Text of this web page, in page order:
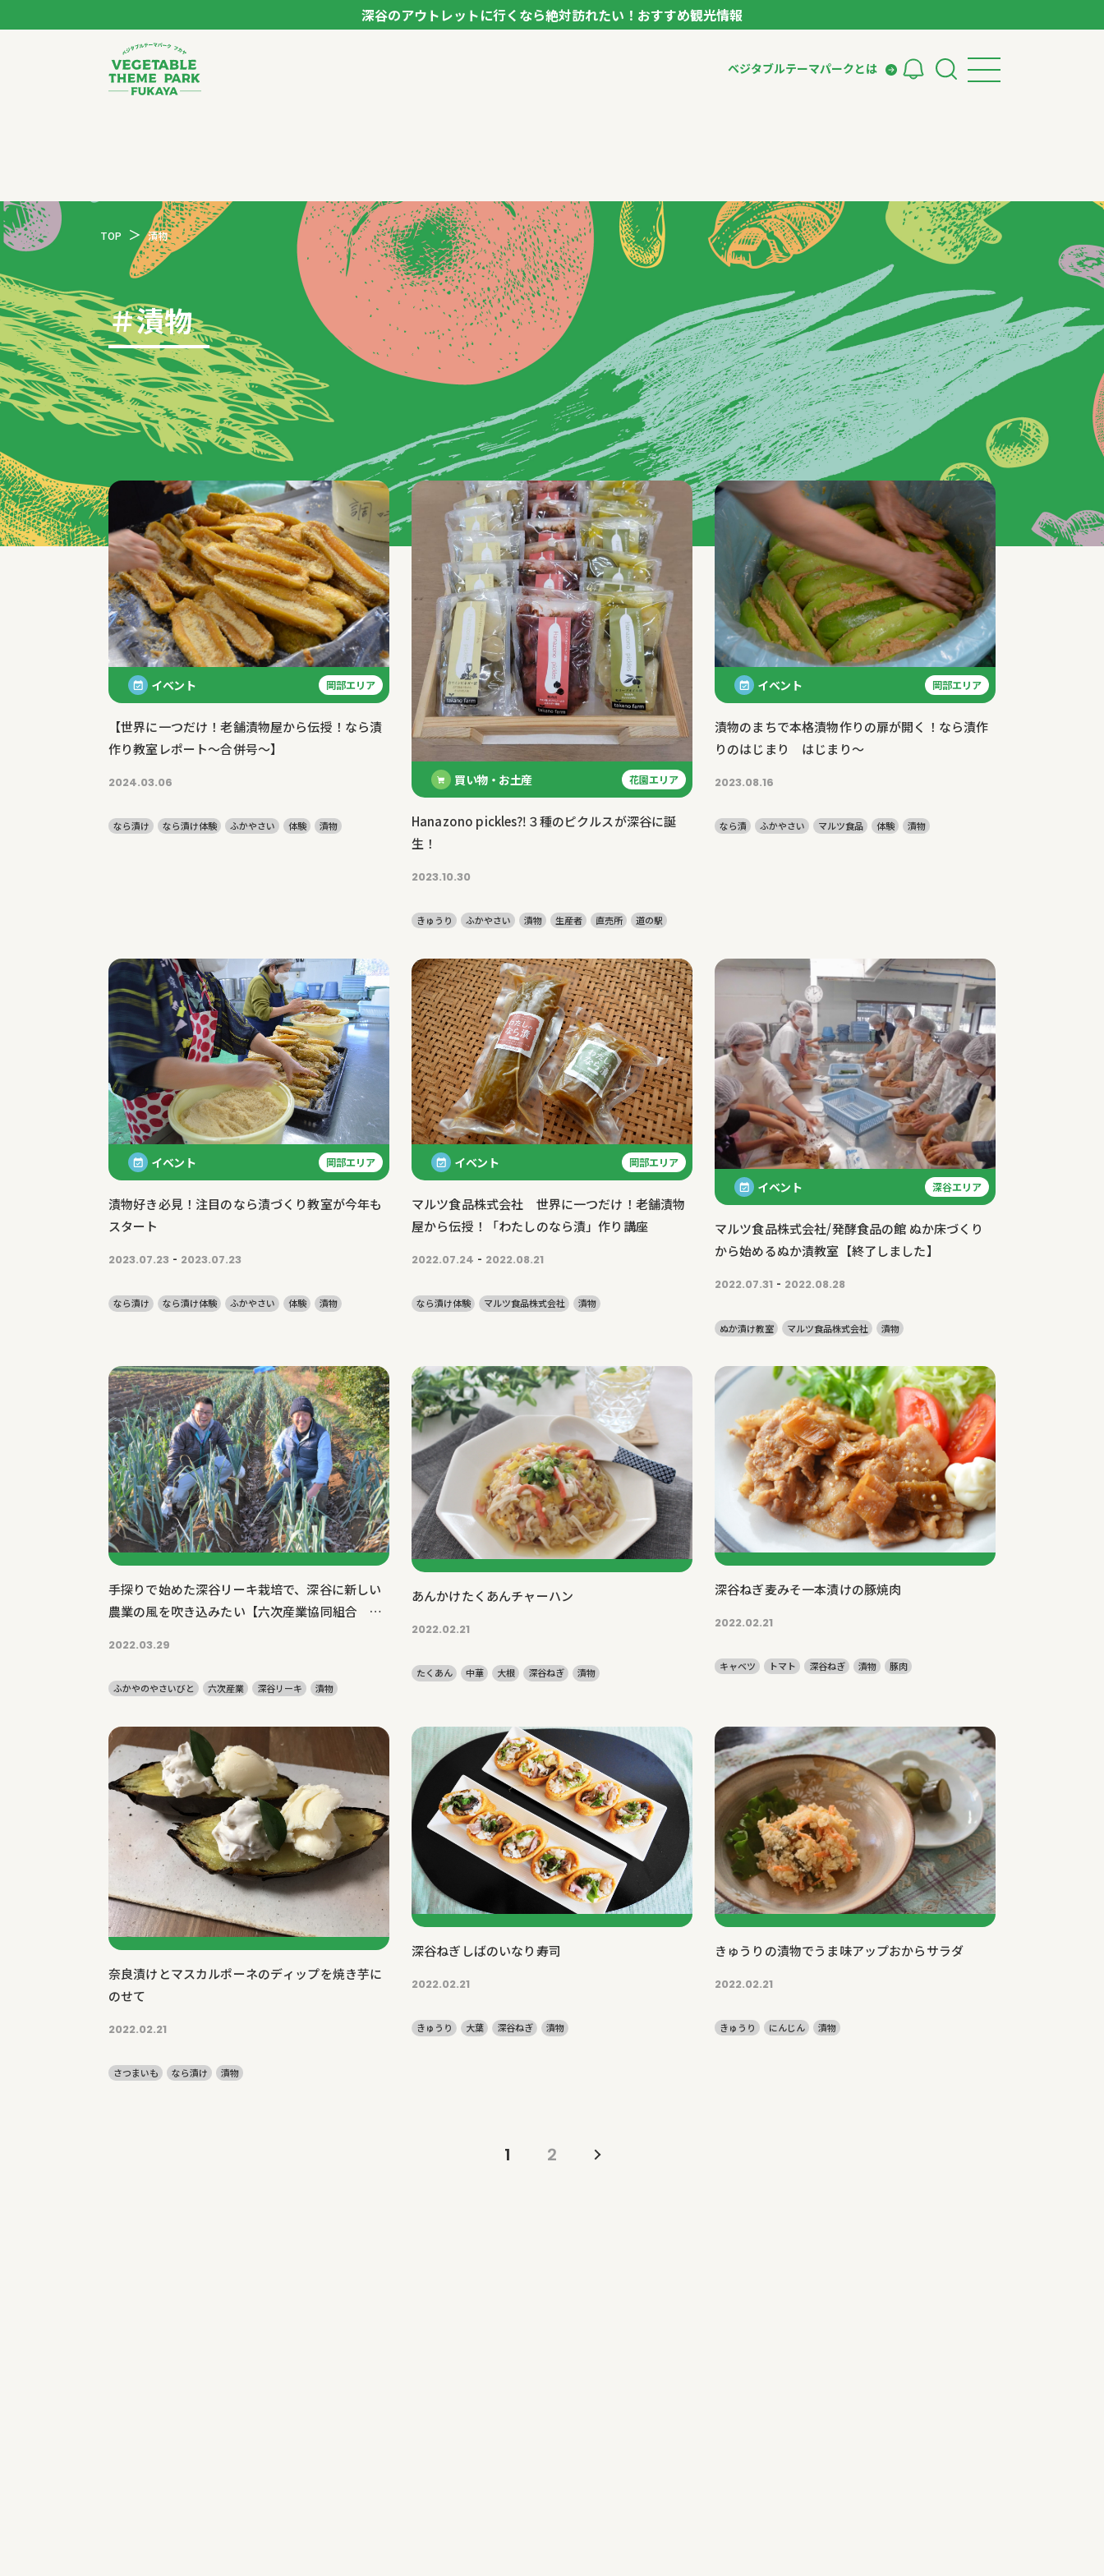
深谷のアウトレットに行くなら絶対訪れたい！おすすめ観光情報
ベジタブルテーマパークとは
スポット
体験
特集記事
お役立ち情報
レシピ集
TOP 漬物
＃漬物
イベント 岡部エリア
【世界に一つだけ！老舗漬物屋から伝授！なら漬
作り教室レポート〜合併号〜】
2024.03.06
なら漬け なら漬け体験 ふかやさい 体験 漬物
買い物・お土産 花園エリア
Hanazono pickles⁈３種のピクルスが深谷に誕
生！
2023.10.30
きゅうり ふかやさい 漬物 生産者 直売所 道の駅
イベント 岡部エリア
漬物のまちで本格漬物作りの扉が開く！なら漬作
りのはじまり はじまり～
2023.08.16
なら漬 ふかやさい マルツ食品 体験 漬物
イベント 岡部エリア
漬物好き必見！注目のなら漬づくり教室が今年も
スタート
2023.07.23 - 2023.07.23
なら漬け なら漬け体験 ふかやさい 体験 漬物
イベント 岡部エリア
マルツ食品株式会社 世界に一つだけ！老舗漬物
屋から伝授！「わたしのなら漬」作り講座
2022.07.24 - 2022.08.21
なら漬け体験 マルツ食品株式会社 漬物
イベント 深谷エリア
マルツ食品株式会社/発酵食品の館 ぬか床づくり
から始めるぬか漬教室【終了しました】
2022.07.31 - 2022.08.28
ぬか漬け教室 マルツ食品株式会社 漬物
手探りで始めた深谷リーキ栽培で、深谷に新しい
農業の風を吹き込みたい【六次産業協同組合 持
2022.03.29
ふかやのやさいびと 六次産業 深谷リーキ 漬物
あんかけたくあんチャーハン
2022.02.21
たくあん 中華 大根 深谷ねぎ 漬物
深谷ねぎ麦みそ一本漬けの豚焼肉
2022.02.21
キャベツ トマト 深谷ねぎ 漬物 豚肉
奈良漬けとマスカルポーネのディップを焼き芋に
のせて
2022.02.21
さつまいも なら漬け 漬物
深谷ねぎしばのいなり寿司
2022.02.21
きゅうり 大葉 深谷ねぎ 漬物
きゅうりの漬物でうま味アップおからサラダ
2022.02.21
きゅうり にんじん 漬物
1 2